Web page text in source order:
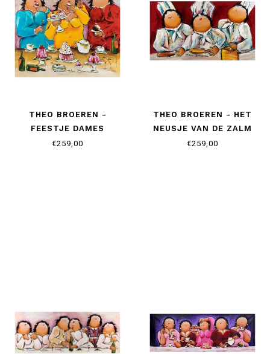
THEO BROEREN -
FEESTJE DAMES
€259,00
THEO BROEREN - HET
NEUSJE VAN DE ZALM
€259,00